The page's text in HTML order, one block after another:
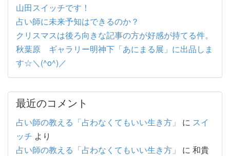
山田スイッチです！
占い師に未来予知はできるのか？
クリスマスは後ろ向きな記事の方が好感が持てる件。
秋葉原 ギャラリー明神下「あにまる展」に出品しま
す☆＼(^o^)／
最近のコメント
占い師の教える「占わなくてもいい生き方」 に スイ
ッチ より
占い師の教える「占わなくてもいい生き方」
に 和貴